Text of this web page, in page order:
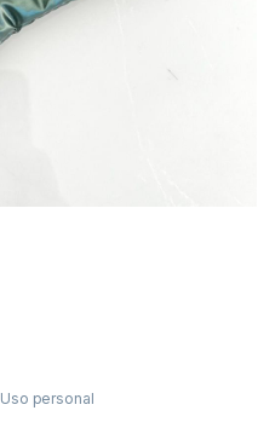
Uso personal